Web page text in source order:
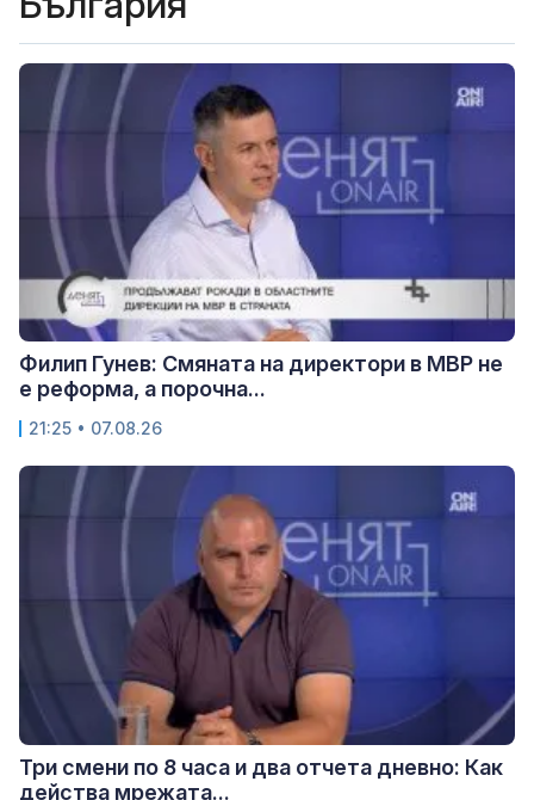
Филип Гунев: Смяната на директори в МВР не
е реформа, а порочна...
21:25 • 07.08.26
Три смени по 8 часа и два отчета дневно: Как
действа мрежата...